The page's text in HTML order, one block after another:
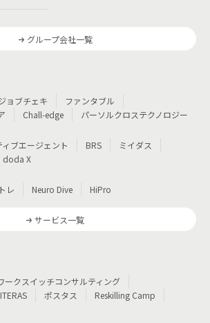
グループ会社一覧
ョブチェキ
ファンタブル
Chall-edge
パーソルクロステクノロジー
ブエージェント BRS
ミイダス
doda X
レ Neuro Dive HiPro
サービス一覧
ークスイッチコンサルティング
ポスタス
Reskilling Camp